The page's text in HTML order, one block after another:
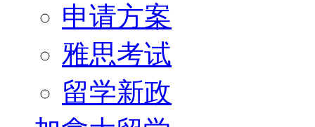
申请方案
雅思考试
留学新政